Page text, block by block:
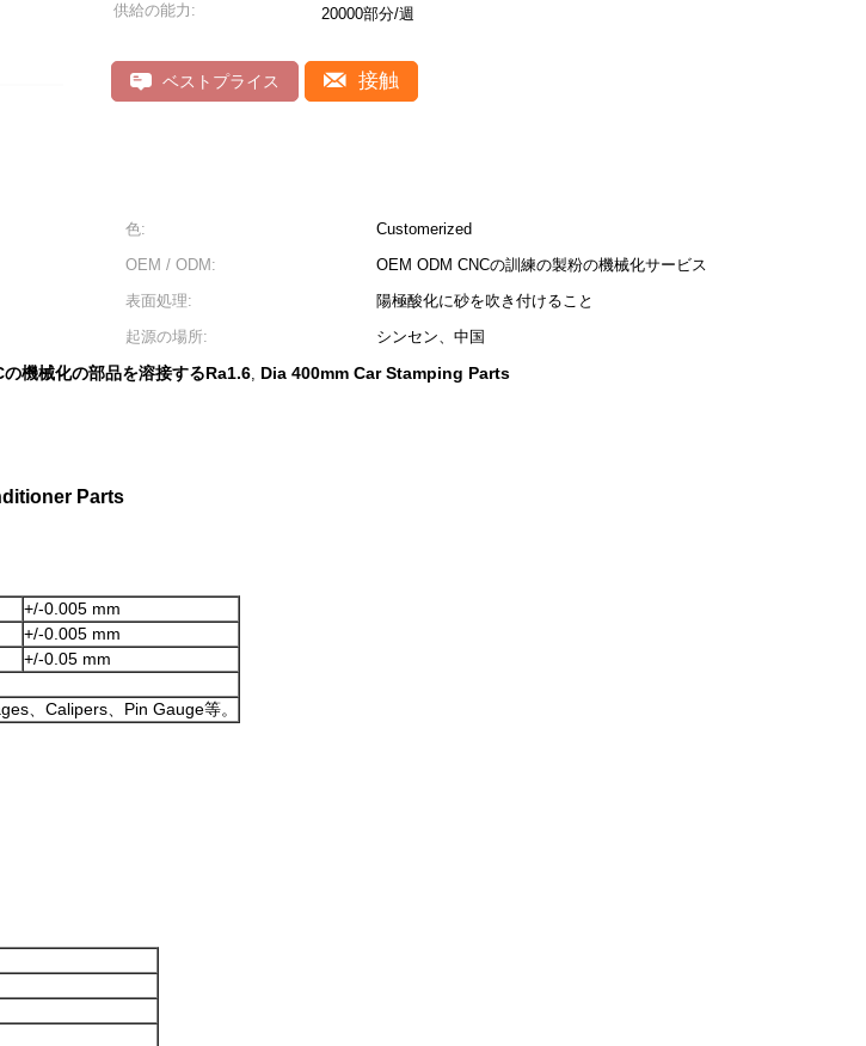
供給の能力: 20000部分/週
ベストプライス 接触
色:
Customerized
OEM / ODM:
OEM ODM CNCの訓練の製粉の機械化サービス
表面処理:
陽極酸化に砂を吹き付けること
起源の場所:
シンセン、中国
の機械化の部品を溶接するRa1.6, Dia 400mm Car Stamping Parts
Parts
+/-0.005 mm
+/-0.005 mm
+/-0.05 mm
、Calipers、Pin Gauge等。